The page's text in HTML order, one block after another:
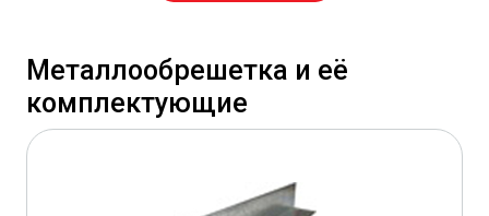
Металлообрешетка и её
комплектующие